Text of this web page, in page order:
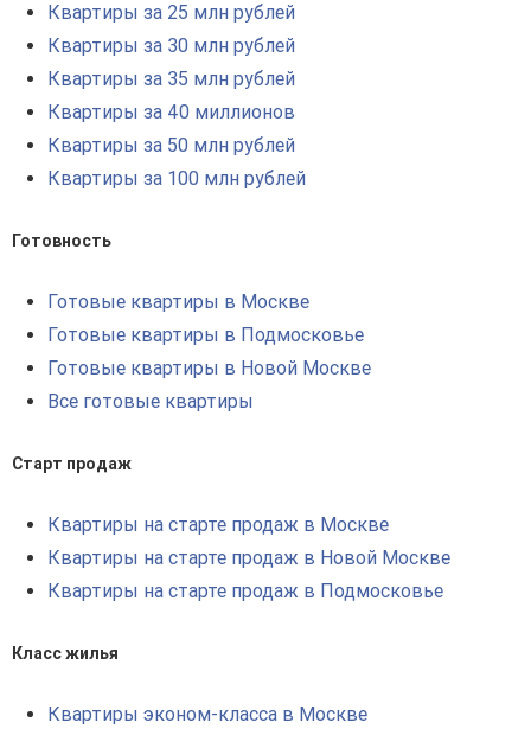
Квартиры за 25 млн рублей
Квартиры за 30 млн рублей
Квартиры за 35 млн рублей
Квартиры за 40 миллионов
Квартиры за 50 млн рублей
Квартиры за 100 млн рублей
Готовность
Готовые квартиры в Москве
Готовые квартиры в Подмосковье
Готовые квартиры в Новой Москве
Все готовые квартиры
Старт продаж
Квартиры на старте продаж в Москве
Квартиры на старте продаж в Новой Москве
Квартиры на старте продаж в Подмосковье
Класс жилья
Квартиры эконом-класса в Москве